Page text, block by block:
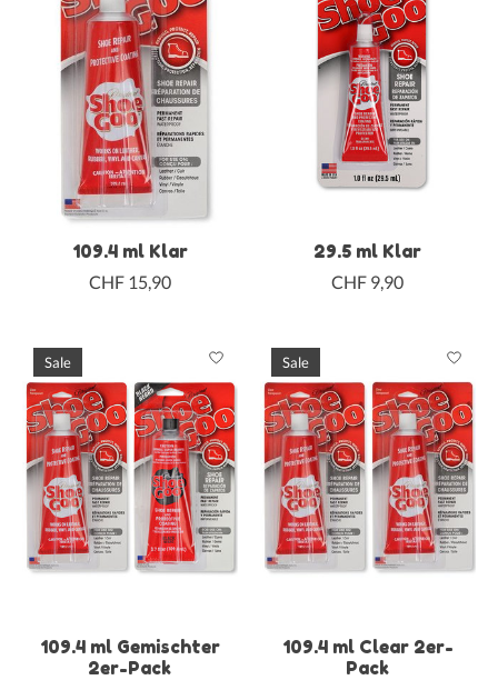
109.4 ml Klar
CHF 15,90
29.5 ml Klar
CHF 9,90
Sale
109.4 ml Gemischter
2er-Pack
Sale
109.4 ml Clear 2er-
Pack